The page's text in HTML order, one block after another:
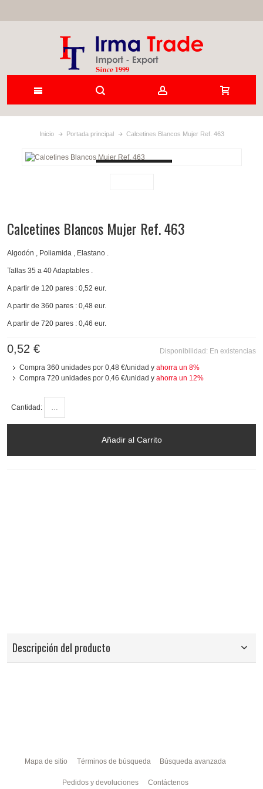
Inicio Portada principal Calcetines Blancos Mujer Ref. 463
Calcetines Blancos Mujer Ref. 463
Algodón , Poliamida , Elastano .
Tallas 35 a 40 Adaptables .
A partir de 120 pares : 0,52 eur.
A partir de 360 pares : 0,48 eur.
A partir de 720 pares : 0,46 eur.
Disponibilidad: En existencias
0,52 €
Compra 360 unidades por 0,48 €/unidad y ahorra un 8%
Compra 720 unidades por 0,46 €/unidad y ahorra un 12%
Cantidad:
Añadir al Carrito
Descripción del producto
Mapa de sitio Términos de búsqueda Búsqueda avanzada
Pedidos y devoluciones Contáctenos